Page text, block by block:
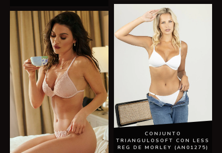
CONJUNTO
TRIANGULOSOFT CON LESS
REG DE MORLEY (AN01275)